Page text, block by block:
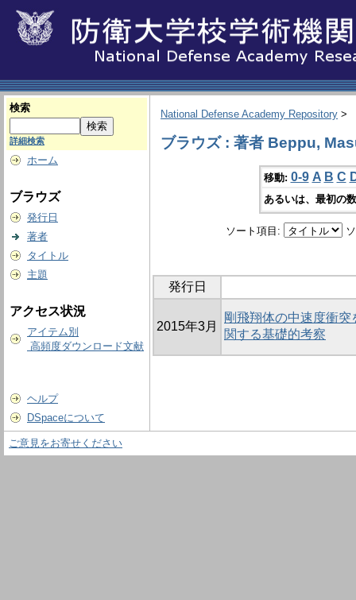
検索
詳細検索
ホーム
ブラウズ
発行日
著者
タイトル
主題
アクセス状況
アイテム別
高頻度ダウンロード文献
ヘルプ
DSpaceについて
National Defense Academy Repository >
ブラウズ : 著者 Beppu,
移動: 0-9 A B C
あるいは、最初の
ソート項目:
発行日
2015年3月
剛飛翔体の中速度衝
関する基礎的考察
ご意見をお寄せください